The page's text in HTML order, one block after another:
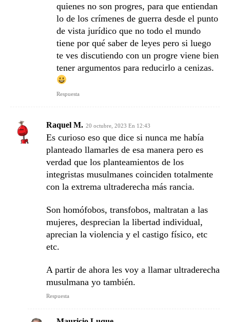
quienes no son progres, para que entiendan
lo de los crímenes de guerra desde el punto
de vista jurídico que no todo el mundo
tiene por qué saber de leyes pero si luego
te ves discutiendo con un progre viene bien
tener argumentos para reducirlo a cenizas.
Respuesta
Raquel M. 20 octubre, 2023 En 12:43
Es curioso eso que dice si nunca me había
planteado llamarles de esa manera pero es
verdad que los planteamientos de los
integristas musulmanes coinciden totalmente
con la extrema ultraderecha más rancia.
Son homófobos, transfobos, maltratan a las
mujeres, desprecian la libertad individual,
aprecian la violencia y el castigo físico, etc
etc.
A partir de ahora les voy a llamar ultraderecha
musulmana yo también.
Respuesta